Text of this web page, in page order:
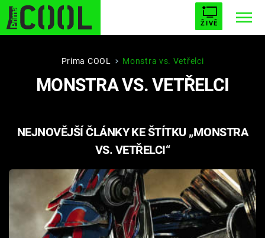
ŽIVĚ
STARHOUSE BUFFY, PŘEMOŽITELKA UPÍRŮ
ESCAPE PLNEJ KOTEL AVENGERS 5
Seriály
Prima COOL Monstra vs. Vetřelci
MONSTRA VS. VETŘELCI
NEJNOVĚJŠÍ ČLÁNKY KE ŠTÍTKU „MONSTRA
VS. VETŘELCI“